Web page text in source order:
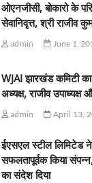
ओएनजीसी, बोकारो के
सेवानिवृत्त, श्री राजीव
admin June 1,
WJAI झारखंड कमिटी
अध्यक्ष, राजीव उपाध्यक्ष
admin April 13,
ईएसएल स्टील लिमिटेड ने
सफलतापूर्वक किया
का संदेश दिया